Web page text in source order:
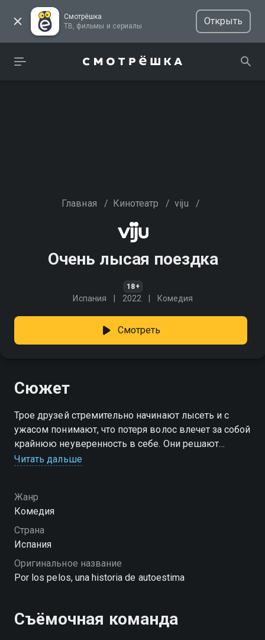
Смотрёшка
ТВ, фильмы и сериалы
Открыть
Главная / Кинотеатр / viju /
Очень лысая поездка
18+
Испания 2022 Комедия
Смотреть
Сюжет
Трое друзей стремительно начинают лысеть и с
ужасом понимают, что потеря волос влечет за собой
крайнюю неуверенность в себе. Они решают
срочно ехать на пересадку волос, чтобы вернуть
Читать дальше
Жанр
Комедия
Страна
Испания
Оригинальное название
Por los pelos, una historia de autoestima
Съёмочная команда